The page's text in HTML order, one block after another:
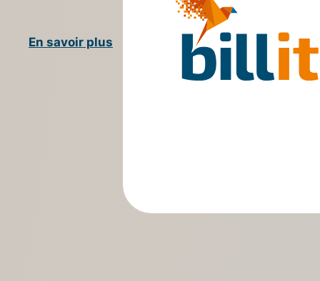
En savoir plus